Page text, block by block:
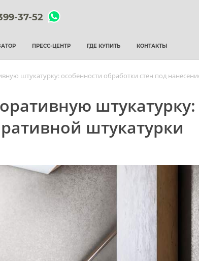
37-52
ПРЕСС-ЦЕНТР ГДЕ КУПИТЬ КОНТАКТЫ
штукатурку: особенности обработки стен под
штукатурки